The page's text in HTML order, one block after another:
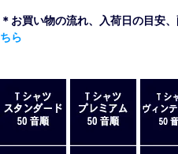
＊お買い物の流れ、入荷日の目安
ちら